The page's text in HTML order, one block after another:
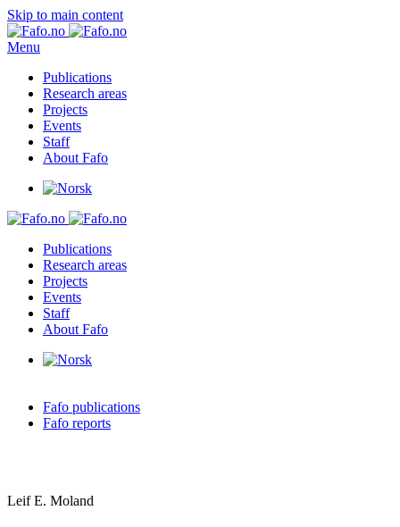
Skip to main content
Menu
Publications
Research areas
Projects
Events
Staff
About Fafo
Publications
Research areas
Projects
Events
Staff
About Fafo
Fafo publications
Fafo reports
Leif E. Moland